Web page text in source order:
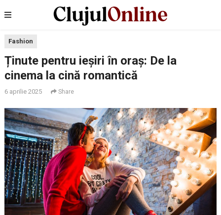
Fashion
Ținute pentru ieșiri în oraș: De la
cinema la cină romantică
6 aprilie 2025 Share